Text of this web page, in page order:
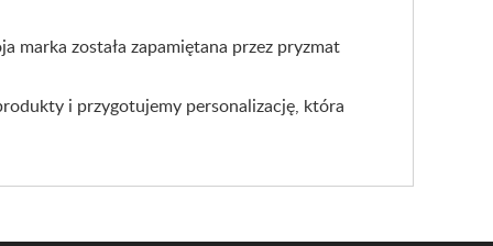
marka została zapamiętana przez pryzmat
i przygotujemy personalizację, która